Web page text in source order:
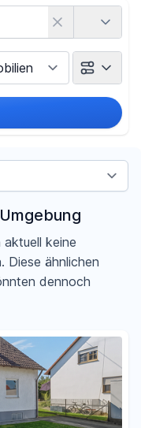
m²
keine
Diese ähnlichen
dennoch